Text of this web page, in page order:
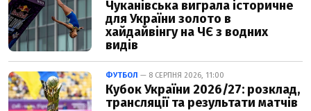
Чуканівська виграла історичне
для України золото в
хайдайвінгу на ЧЄ з водних
видів
ФУТБОЛ — 8 СЕРПНЯ 2026, 11:00
Кубок України 2026/27: розклад,
трансляції та результати матчів